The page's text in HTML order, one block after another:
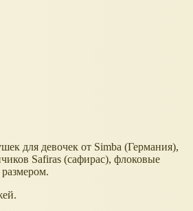
для девочек от Simba (Германия),
Safiras (сафирас), флоковые